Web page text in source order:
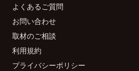
よくあるご質問
お問い合わせ
取材のご相談
利用規約
プライバシーポリシー